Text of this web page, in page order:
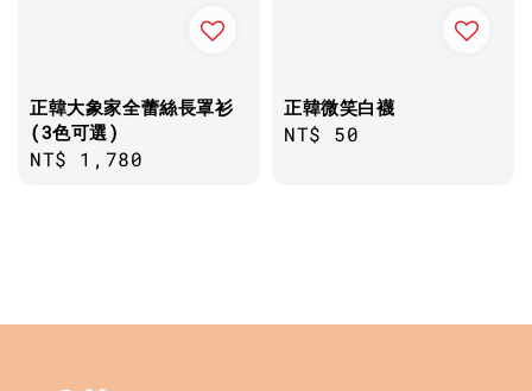
正韓大象家全蕾絲長罩衫
(3色可選)
Regular
NT$ 1,780
正韓微笑白襪
Regular
NT$ 50